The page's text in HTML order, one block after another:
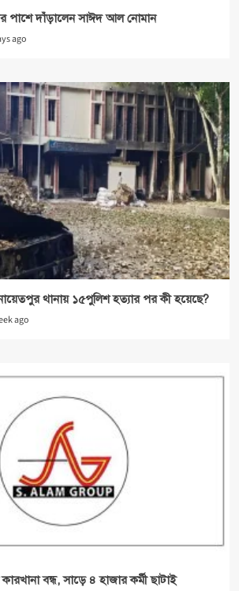
পাশে দাঁড়ালেন সাঈদ আল নোমান
ago
থানায় ১৫পুলিশ হত্যার পর কী হয়েছে?
ago
বন্ধ, সাড়ে ৪ হাজার কর্মী ছাটাই